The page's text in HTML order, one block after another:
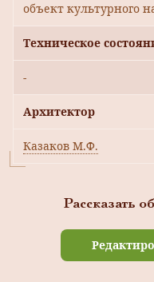
объект культурного
Техническое
-
Архитектор
Казаков М.Ф.
Рассказать